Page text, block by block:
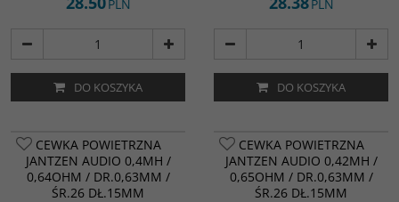
PLN
DO KOSZYKA
PLN
DO KOSZYKA
CEWKA POWIETRZNA
JANTZEN AUDIO 0,4MH /
0,64OHM / DR.0,63MM /
ŚR.26 DŁ.15MM
CEWKA POWIETRZNA
JANTZEN AUDIO 0,42MH /
0,65OHM / DR.0,63MM /
ŚR.26 DŁ.15MM